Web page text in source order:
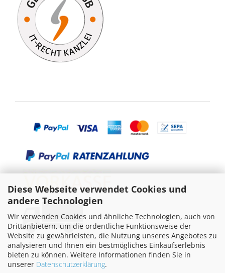
Diese Webseite verwendet Cookies und
andere Technologien
Wir verwenden Cookies und ähnliche Technologien, auch von
Drittanbietern, um die ordentliche Funktionsweise der
Website zu gewährleisten, die Nutzung unseres Angebotes zu
analysieren und Ihnen ein bestmögliches Einkaufserlebnis
bieten zu können. Weitere Informationen finden Sie in
unserer Datenschutzerklärung.